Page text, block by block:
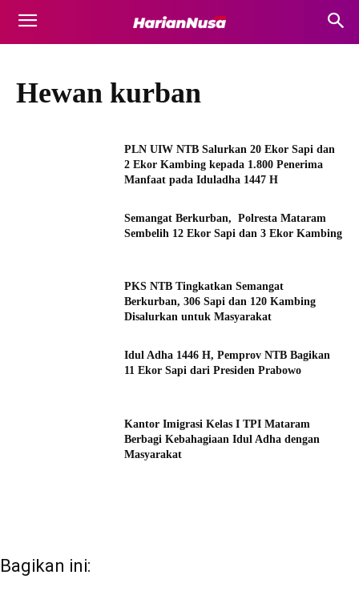
Hewan kurban
PLN UIW NTB Salurkan 20 Ekor Sapi dan
2 Ekor Kambing kepada 1.800 Penerima
Manfaat pada Iduladha 1447 H
Semangat Berkurban, Polresta Mataram
Sembelih 12 Ekor Sapi dan 3 Ekor Kambing
PKS NTB Tingkatkan Semangat
Berkurban, 306 Sapi dan 120 Kambing
Disalurkan untuk Masyarakat
Idul Adha 1446 H, Pemprov NTB Bagikan
11 Ekor Sapi dari Presiden Prabowo
Kantor Imigrasi Kelas I TPI Mataram
Berbagi Kebahagiaan Idul Adha dengan
Masyarakat
Bagikan ini: